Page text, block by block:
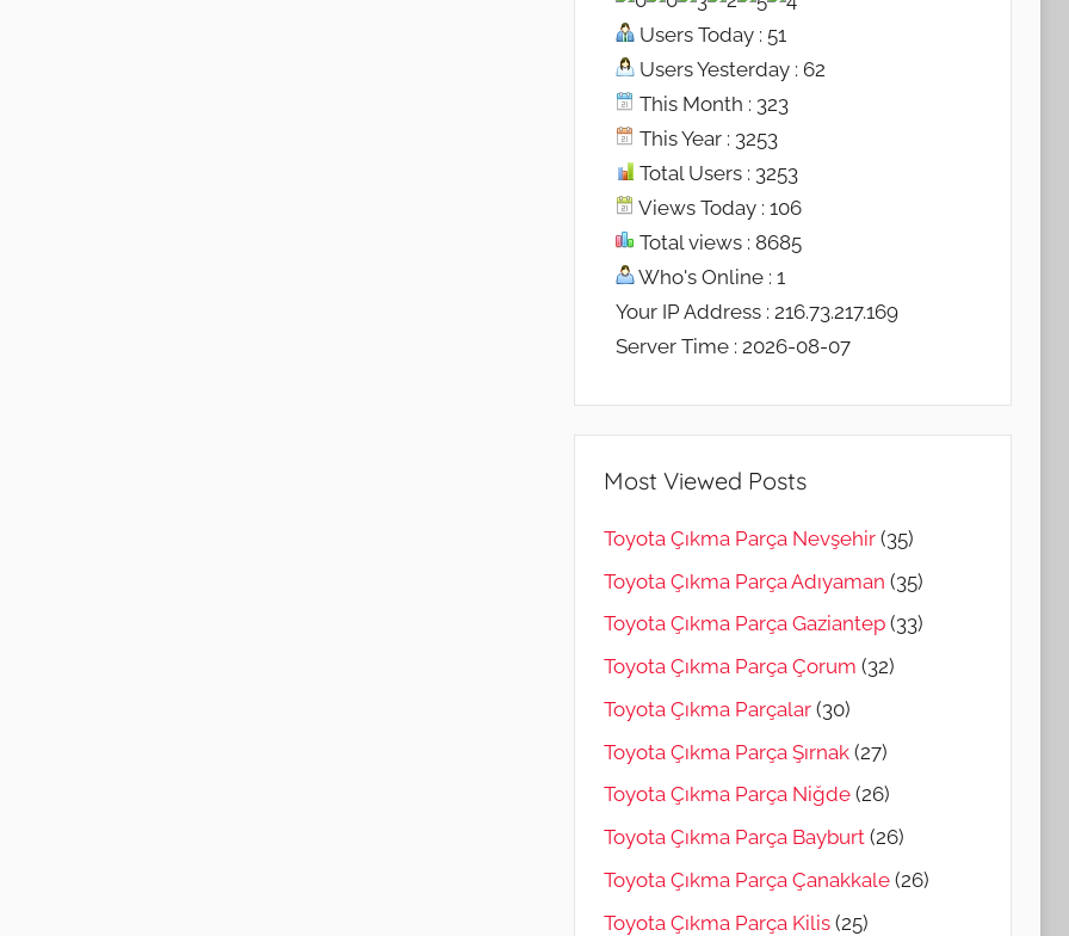
Users Today : 51
Users Yesterday : 62
This Month : 323
This Year : 3253
Total Users : 3253
Views Today : 106
Total views : 8685
Who's Online : 1
Your IP Address : 216.73.217.169
Server Time : 2026-08-07
Most Viewed Posts
Toyota Çıkma Parça Nevşehir (35)
Toyota Çıkma Parça Adıyaman (35)
Toyota Çıkma Parça Gaziantep (33)
Toyota Çıkma Parça Çorum (32)
Toyota Çıkma Parçalar (30)
Toyota Çıkma Parça Şırnak (27)
Toyota Çıkma Parça Niğde (26)
Toyota Çıkma Parça Bayburt (26)
Toyota Çıkma Parça Çanakkale (26)
Toyota Çıkma Parça Kilis (25)